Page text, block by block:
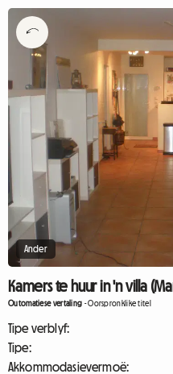
Ander
Kamers te huur in 'n villa
Outomatiese vertaling -Oorspronklike titel
Tipe verblyf:
Tipe:
Akkommodasievermoë: